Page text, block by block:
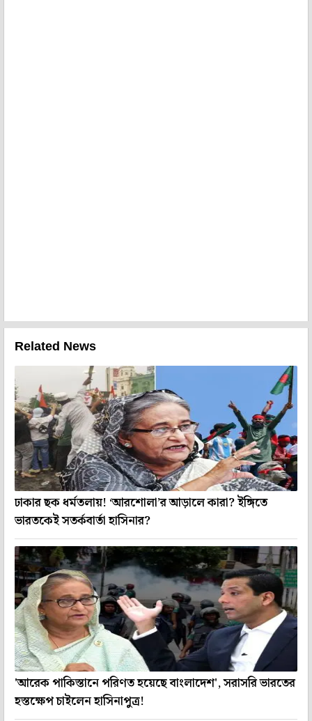
Related News
ঢাকার ছক ধর্মতলায়! ‘আরশোলা’র আড়ালে কারা? ইঙ্গিতে
ভারতকেই সতর্কবার্তা হাসিনার?
'আরেক পাকিস্তানে পরিণত হয়েছে বাংলাদেশ', সরাসরি ভারতের
হস্তক্ষেপ চাইলেন হাসিনাপুত্র!